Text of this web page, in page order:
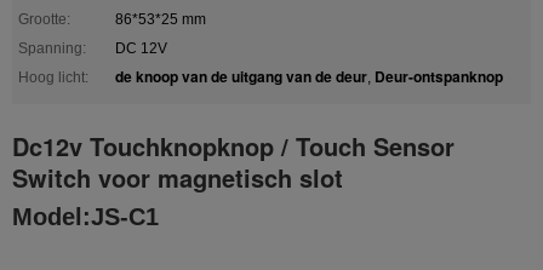
Grootte:
86*53*25 mm
Spanning:
DC 12V
Hoog licht:
de knoop van de uitgang van de deur, Deur-ontspanknop
Dc12v Touchknopknop / Touch Sensor
Switch voor magnetisch slot
Model:JS-C1